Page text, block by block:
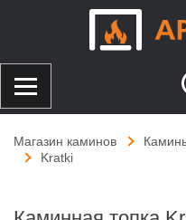
Магазин каминов
Kratki